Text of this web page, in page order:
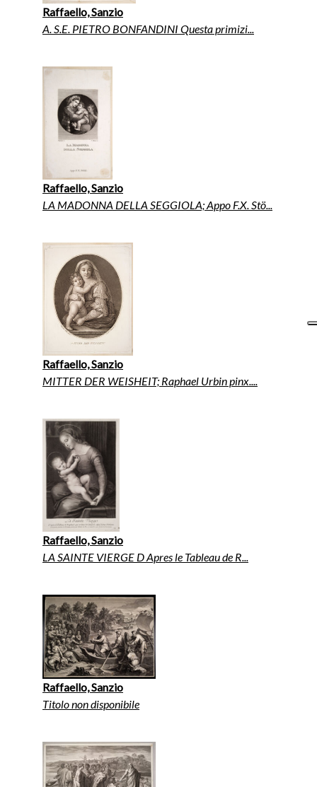
Raffaello, Sanzio
A. S.E. PIETRO BONFANDINI Questa primizi...
Raffaello, Sanzio
LA MADONNA DELLA SEGGIOLA; Appo F.X. Stö...
Raffaello, Sanzio
MITTER DER WEISHEIT; Raphael Urbin pinx....
Raffaello, Sanzio
LA SAINTE VIERGE D Apres le Tableau de R...
Raffaello, Sanzio
Titolo non disponibile